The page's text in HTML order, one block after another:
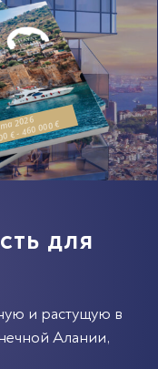
2026
€ - 460 000 €
для
и растущую в
Алании,